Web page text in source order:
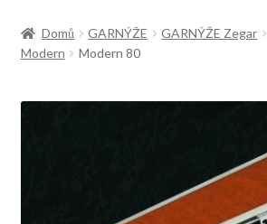
Domů GARNÝŽE GARNÝŽE Zegar
Modern
Modern 80